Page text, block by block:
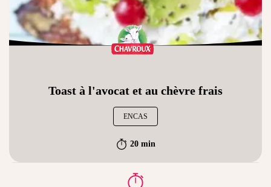
Toast à l'avocat et au chèvre frais
ENCAS
20 min